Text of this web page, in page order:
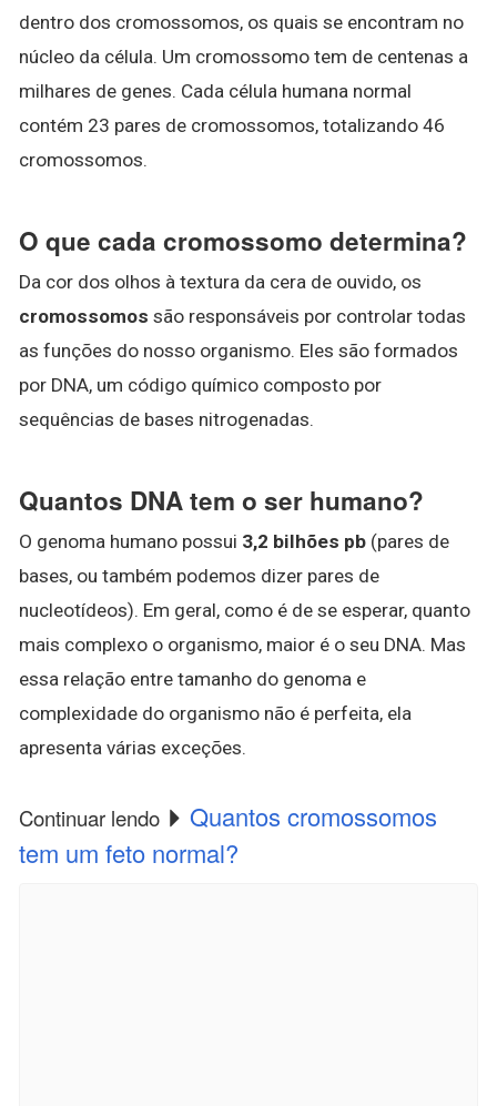
dentro dos cromossomos, os quais se encontram no
núcleo da célula. Um cromossomo tem de centenas a
milhares de genes. Cada célula humana normal
contém 23 pares de cromossomos, totalizando 46
cromossomos.
O que cada cromossomo determina?
Da cor dos olhos à textura da cera de ouvido, os
cromossomos são responsáveis por controlar todas
as funções do nosso organismo. Eles são formados
por DNA, um código químico composto por
sequências de bases nitrogenadas.
Quantos DNA tem o ser humano?
O genoma humano possui 3,2 bilhões pb (pares de
bases, ou também podemos dizer pares de
nucleotídeos). Em geral, como é de se esperar, quanto
mais complexo o organismo, maior é o seu DNA. Mas
essa relação entre tamanho do genoma e
complexidade do organismo não é perfeita, ela
apresenta várias exceções.
Continuar lendo
Quantos cromossomos
tem um feto normal?